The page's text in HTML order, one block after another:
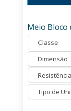
quantidade
Meio Bloco